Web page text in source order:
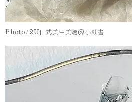
Photo/2U日式美甲美睫@小紅書